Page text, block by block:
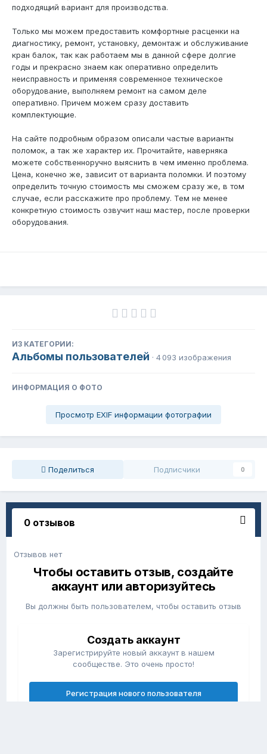
подходящий вариант для производства.
Только мы можем предоставить комфортные расценки на
диагностику, ремонт, установку, демонтаж и обслуживание
кран балок, так как работаем мы в данной сфере долгие
годы и прекрасно знаем как оперативно определить
неисправность и применяя современное техническое
оборудование, выполняем ремонт на самом деле
оперативно. Причем можем сразу доставить
комплектующие.
На сайте подробным образом описали частые варианты
поломок, а так же характер их. Прочитайте, наверняка
можете собственноручно выяснить в чем именно проблема.
Цена, конечно же, зависит от варианта поломки. И поэтому
определить точную стоимость мы сможем сразу же, в том
случае, если расскажите про проблему. Тем не менее
конкретную стоимость озвучит наш мастер, после проверки
оборудования.
ИЗ КАТЕГОРИИ:
Альбомы пользователей · 4 093 изображения
ИНФОРМАЦИЯ О ФОТО
Просмотр EXIF информации фотографии
Поделиться Подписчики 0
0 отзывов
Отзывов нет
Чтобы оставить отзыв, создайте
аккаунт или авторизуйтесь
Вы должны быть пользователем, чтобы оставить отзыв
Создать аккаунт
Зарегистрируйте новый аккаунт в нашем
сообществе. Это очень просто!
Регистрация нового пользователя